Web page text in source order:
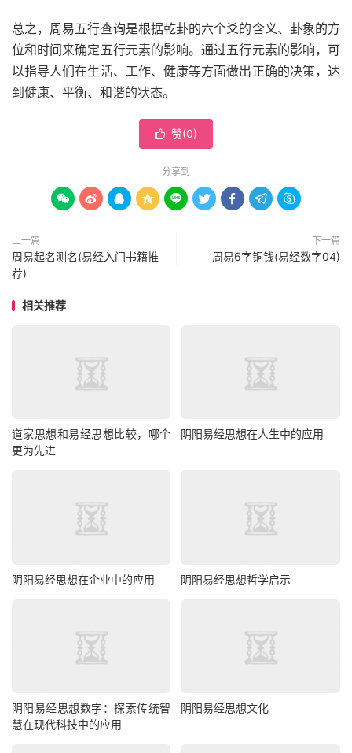
总之，周易五行查询是根据乾卦的六个爻的含义、卦象的方
位和时间来确定五行元素的影响。通过五行元素的影响，可
以指导人们在生活、工作、健康等方面做出正确的决策，达
到健康、平衡、和谐的状态。
 赞(0)
分享到
        
上一篇
周易起名测名(易经入门书籍推
荐)
下一篇
周易6字铜钱(易经数字04)
相关推荐
道家思想和易经思想比较，哪个
更为先进
阴阳易经思想在人生中的应用
阴阳易经思想在企业中的应用 阴阳易经思想哲学启示
阴阳易经思想数字：探索传统智
慧在现代科技中的应用
阴阳易经思想文化